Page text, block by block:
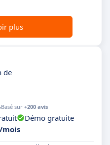
plus
de
Basé sur +200 avis
Démo gratuite
mois